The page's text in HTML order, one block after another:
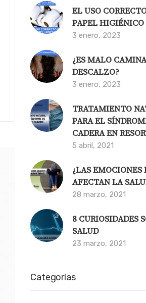
EL USO
PAPEL HIGIÉNICO
3 enero, 2023
¿ES MALO
DESCALZO?
3 enero, 2023
TRATAMIENTO
PARA EL
CADERA EN
5 abril, 2021
¿LAS EMOCIONES
AFECTAN LA
28 marzo, 2021
8 CURIOSIDADES
SALUD
23 marzo, 2021
Categorías